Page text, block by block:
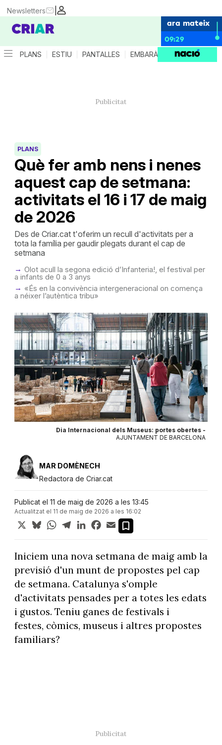
|
Newsletters
ara mateix
09:29
PLANS ESTIU PANTALLES EMBARÀS CRIANÇA
Què fer amb nens i nenes
aquest cap de setmana:
activitats el 16 i 17 de maig
de 2026
PLANS
Des de Criar.cat t'oferim un recull d'activitats per a
tota la família per gaudir plegats durant el cap de
setmana
Olot acull la segona edició d’Infanteria!, el festival per
a infants de 0 a 3 anys
«És en la convivència intergeneracional on comença
a néixer l’autèntica tribu»
Dia Internacional dels Museus: portes obertes -
AJUNTAMENT DE BARCELONA
MAR DOMÈNECH
Redactora de Criar.cat
Publicat el 11 de maig de 2026 a les 13:45
Actualitzat el 11 de maig de 2026 a les 16:02
X BlueskyWhatsApp
TelegramLinkedInFacebook
Email
Iniciem una nova setmana de maig amb la
previsió d'un munt de propostes pel cap
de setmana. Catalunya s'omple
d'activitats pensades per a totes les edats
i gustos. Teniu ganes de festivals i
festes, còmics, museus i altres propostes
familiars?